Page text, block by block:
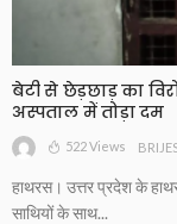
बेटी से छेड़छाड़ का
अस्पताल में तोड़ा दम
522 Views
हाथरस। उत्तर प्रदेश के
साथियों के साथ...